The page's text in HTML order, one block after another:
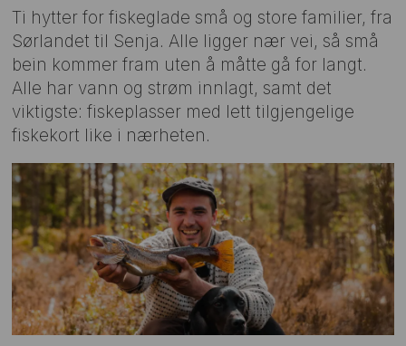
Ti hytter for fiskeglade små og store familier, fra
Sørlandet til Senja. Alle ligger nær vei, så små
bein kommer fram uten å måtte gå for langt.
Alle har vann og strøm innlagt, samt det
viktigste: fiskeplasser med lett tilgjengelige
fiskekort like i nærheten.